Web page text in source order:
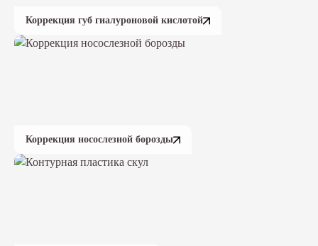
Коррекция губ гиалуроновой кислотой
Коррекция носослезной борозды